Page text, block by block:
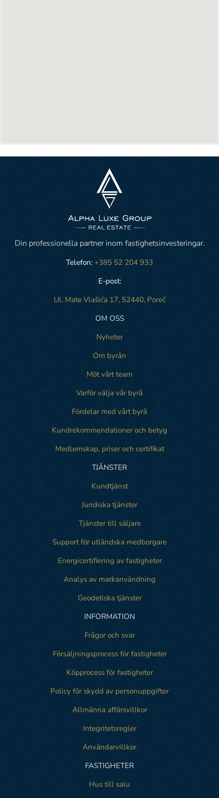
Din professionella partner inom fastighetsinvesteringar.
Telefon: +385 52 204 933
E-post:
Ul. Mate Vlašića 17, 52440, Poreč
OM OSS
Nyheter
Om byrån
Möt vårt team
Varför välja vår byrå
Fördelar med vårt byrå
Kundrekommendationer och betyg
Medlemskap, priser och certifikat
TJÄNSTER
Kundtjänst
Juridiska tjänster
Tjänster till säljare
Support för utländska medborgare
Energicertifiering av fastigheter
Analys av markanvändning
Geodetiska tjänster
INFORMATION
Frågor och svar
Försäljningsprocess för fastigheter
Köpprocess för fastigheter
Policy för skydd av personuppgifter
Allmänna affärsvillkor
Integritetsregler
Användarvillkor
FASTIGHETER
Hus till salu